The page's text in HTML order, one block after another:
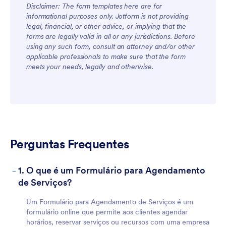
Disclaimer: The form templates here are for
informational purposes only. Jotform is not providing
legal, financial, or other advice, or implying that the
forms are legally valid in all or any jurisdictions. Before
using any such form, consult an attorney and/or other
applicable professionals to make sure that the form
meets your needs, legally and otherwise.
Perguntas Frequentes
- 1. O que é um Formulário para Agendamento
de Serviços?
Um Formulário para Agendamento de Serviços é um
formulário online que permite aos clientes agendar
horários, reservar serviços ou recursos com uma empresa